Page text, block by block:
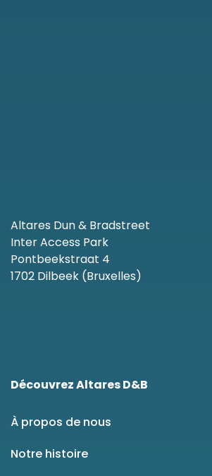
Altares Dun & Bradstreet
Inter Access Park
Pontbeekstraat 4
1702 Dilbeek (Bruxelles)
Découvrez Altares D&B
À propos de nous
Notre histoire